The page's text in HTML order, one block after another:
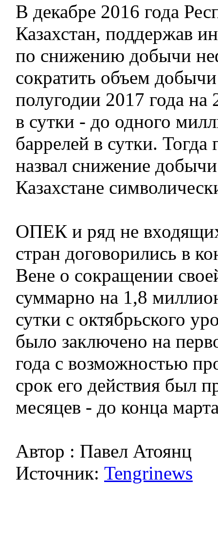
В декабре 2016 года
Казахстан, поддержав
по снижению добычи
сократить объем
полугодии 2017 года на
в сутки - до одного
баррелей в сутки. Тогда
назвал снижение
Казахстане
ОПЕК и ряд не
стран договорились в
Вене о сокращении
суммарно на 1,8
сутки с октябрьского
было заключено на
года с возможностью
срок его действия был
месяцев - до конца
Автор : Павел Атоянц
Источник: Tengrinews